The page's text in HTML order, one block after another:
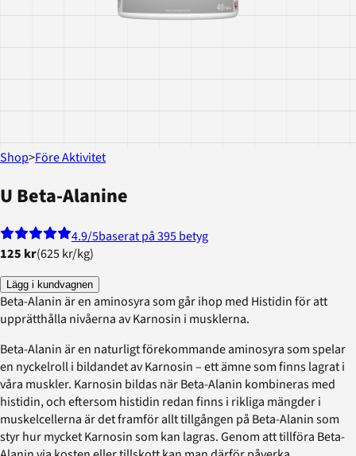
Shop>Före Aktivitet
U Beta-Alanine
4.9/5baserat på 395 betyg
125 kr(625 kr/kg)
Lägg i kundvagnen
Beta-Alanin är en aminosyra som går ihop med Histidin för att
upprätthålla nivåerna av Karnosin i musklerna.
Beta-Alanin är en naturligt förekommande aminosyra som spelar
en nyckelroll i bildandet av Karnosin – ett ämne som finns lagrat i
våra muskler. Karnosin bildas när Beta-Alanin kombineras med
histidin, och eftersom histidin redan finns i rikliga mängder i
muskelcellerna är det framför allt tillgången på Beta-Alanin som
styr hur mycket Karnosin som kan lagras. Genom att tillföra Beta-